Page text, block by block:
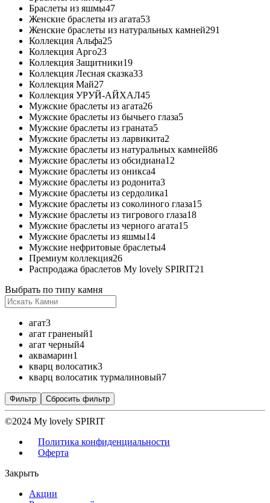
Браслеты из яшмы47
Женские браслеты из агата53
Женские браслеты из натуральных камней291
Коллекция Альфа25
Коллекция Арго23
Коллекция Защитники19
Коллекция Лесная сказка33
Коллекция Май27
Коллекция УРУЙ-АЙХАЛ45
Мужские браслеты из агата26
Мужские браслеты из бычьего глаза5
Мужские браслеты из граната5
Мужские браслеты из ларвикита2
Мужские браслеты из натуральных камней86
Мужские браслеты из обсидиана12
Мужские браслеты из оникса4
Мужские браслеты из родонита3
Мужские браслеты из сердолика1
Мужские браслеты из соколиного глаза15
Мужские браслеты из тигрового глаза18
Мужские браслеты из черного агата15
Мужские браслеты из яшмы14
Мужские нефритовые браслеты4
Премиум коллекция26
Распродажа браслетов My lovely SPIRIT21
Выбрать по типу камня
агат3
агат граненый1
агат черный4
аквамарин1
кварц волосатик3
кварц волосатик турмалиновый7
Фильтр Сбросить фильтр
©2024 My lovely SPIRIT
Политика конфиденциальности
Оферта
Закрыть
Акции